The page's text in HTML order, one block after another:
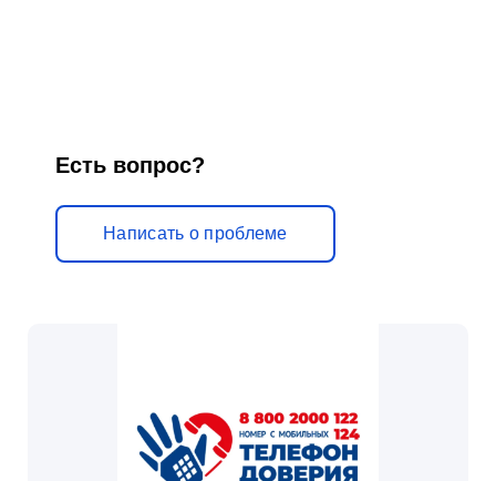
Есть вопрос?
Написать о проблеме